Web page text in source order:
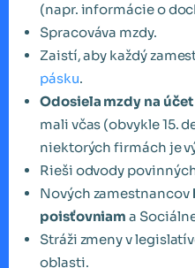
(napr. informácie o
Spracováva mzdy.
Zaistí, aby každý
pásku.
Odosiela mzdy na účet
mali včas (obvykle 15.
niektorých firmách je
Rieši odvody
Nových zamestnancov
poisťovniam a
Stráži zmeny v
oblasti.